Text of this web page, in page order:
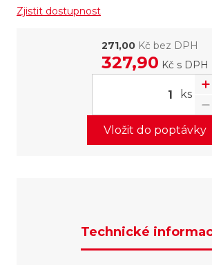
Zjistit dostupnost
271,00Kč bez DPH
327,90 Kč s DPH
ks
Vložit do poptávky
Technické